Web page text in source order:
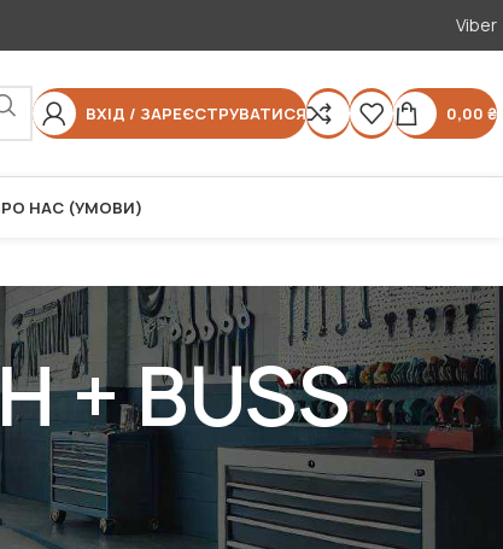
Viber
ВХІД / ЗАРЕЄСТРУВАТИСЯ 0,00 ₴
НАС (УМОВИ)
+ BUSS